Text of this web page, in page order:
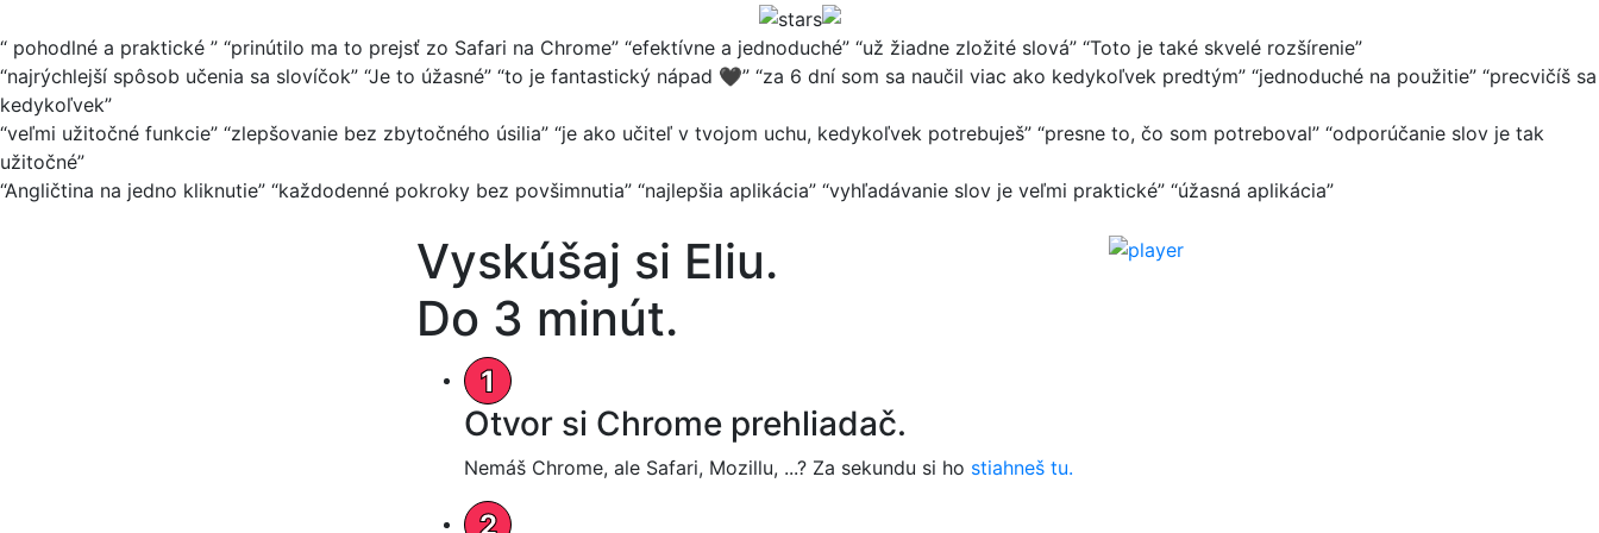
“ pohodlné a praktické ” “prinútilo ma to prejsť zo Safari na Chrome” “efektívne a jednoduché” “už žiadne zložité slová” “Toto je také skvelé rozšírenie”
“najrýchlejší spôsob učenia sa slovíčok” “Je to úžasné” “to je fantastický nápad 🖤” “za 6 dní som sa naučil viac ako kedykoľvek predtým” “jednoduché na použitie” “precvičíš sa
kedykoľvek”
“veľmi užitočné funkcie” “zlepšovanie bez zbytočného úsilia” “je ako učiteľ v tvojom uchu, kedykoľvek potrebuješ” “presne to, čo som potreboval” “odporúčanie slov je tak
užitočné”
“Angličtina na jedno kliknutie” “každodenné pokroky bez povšimnutia” “najlepšia aplikácia” “vyhľadávanie slov je veľmi praktické” “úžasná aplikácia”
Vyskúšaj si Eliu.
Do 3 minút.
Otvor si Chrome prehliadač.
Nemáš Chrome, ale Safari, Mozillu, ...? Za sekundu si ho stiahneš tu.